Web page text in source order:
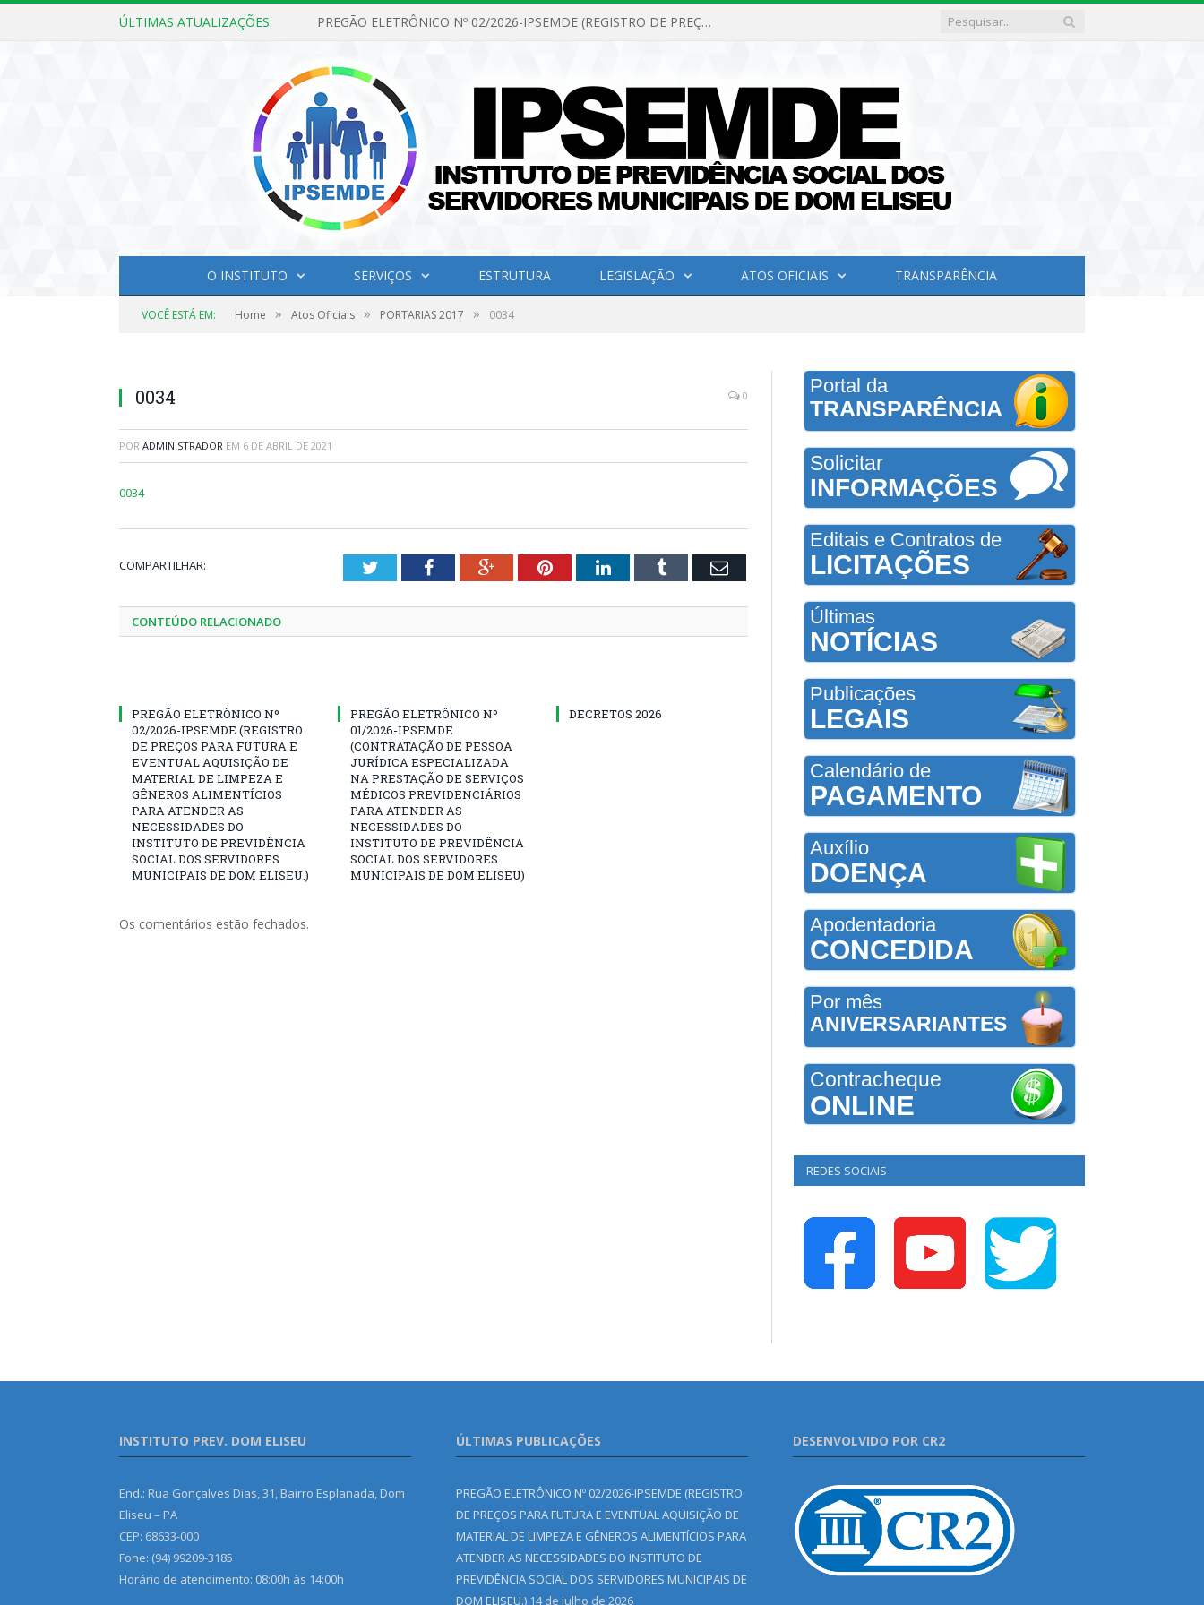
ÚLTIMAS ATUALIZAÇÕES: PREGÃO ELETRÔNICO Nº 02/2026-IPSEMDE (REGISTRO DE PREÇOS PARA FUTURA E EVENTUAL AQUISIÇÃO DE MATERIAL DE LIMPEZA E GÊNEROS ALIMENTÍCIOS PARA ATENDER AS NECESSIDADES DO INSTITUTO DE PREVIDÊNCIA SOCIAL DOS SERVIDORES MUNICIPAIS DE DOM ELISEU.)
O INSTITUTO SERVIÇOS ESTRUTURA LEGISLAÇÃO ATOS OFICIAIS TRANSPARÊNCIA
VOCÊ ESTÁ EM: Home » Atos Oficiais » PORTARIAS 2017 » 0034
0034 0
POR ADMINISTRADOR EM 6 DE ABRIL DE 2021
0034
COMPARTILHAR: TwitterFacebookGoogle+PinterestLinkedInTumblr Email
CONTEÚDO RELACIONADO
PREGÃO ELETRÔNICO Nº
02/2026-IPSEMDE (REGISTRO
DE PREÇOS PARA FUTURA E
EVENTUAL AQUISIÇÃO DE
MATERIAL DE LIMPEZA E
GÊNEROS ALIMENTÍCIOS
PARA ATENDER AS
NECESSIDADES DO
INSTITUTO DE PREVIDÊNCIA
SOCIAL DOS SERVIDORES
MUNICIPAIS DE DOM ELISEU.)
PREGÃO ELETRÔNICO Nº
01/2026-IPSEMDE
(CONTRATAÇÃO DE PESSOA
JURÍDICA ESPECIALIZADA
NA PRESTAÇÃO DE SERVIÇOS
MÉDICOS PREVIDENCIÁRIOS
PARA ATENDER AS
NECESSIDADES DO
INSTITUTO DE PREVIDÊNCIA
SOCIAL DOS SERVIDORES
MUNICIPAIS DE DOM ELISEU)
DECRETOS 2026
Os comentários estão fechados.
Portal da
TRANSPARÊNCIA
Solicitar
INFORMAÇÕES
Editais e Contratos de
LICITAÇÕES
Últimas
NOTÍCIAS
Publicações
LEGAIS
Calendário de
PAGAMENTO
Auxílio
DOENÇA
Apodentadoria
CONCEDIDA
Por mês
ANIVERSARIANTES
Contracheque
ONLINE
REDES SOCIAIS
INSTITUTO PREV. DOM ELISEU
End.: Rua Gonçalves Dias, 31, Bairro Esplanada, Dom
Eliseu – PA
CEP: 68633-000
Fone: (94) 99209-3185
Horário de atendimento: 08:00h às 14:00h
ÚLTIMAS PUBLICAÇÕES
PREGÃO ELETRÔNICO Nº 02/2026-IPSEMDE (REGISTRO
DE PREÇOS PARA FUTURA E EVENTUAL AQUISIÇÃO DE
MATERIAL DE LIMPEZA E GÊNEROS ALIMENTÍCIOS PARA
ATENDER AS NECESSIDADES DO INSTITUTO DE
PREVIDÊNCIA SOCIAL DOS SERVIDORES MUNICIPAIS DE
DOM ELISEU.) 14 de julho de 2026
DESENVOLVIDO POR CR2